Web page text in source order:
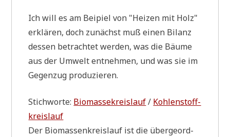
Ich will es am Bei­pi­el von "Hei­zen mit Holz"
erklä­ren, doch zunächst muß einen Bilanz
des­sen betrach­tet wer­den, was die Bäu­me
aus der Umwelt ent­neh­men, und was sie im
Gegen­zug produzieren.
Stich­wor­te: Bio­mas­se­kreis­lauf/ Koh­len­stoff­
kreis­lauf
Der Bio­mas­sen­kreis­lauf ist die über­ge­ord­